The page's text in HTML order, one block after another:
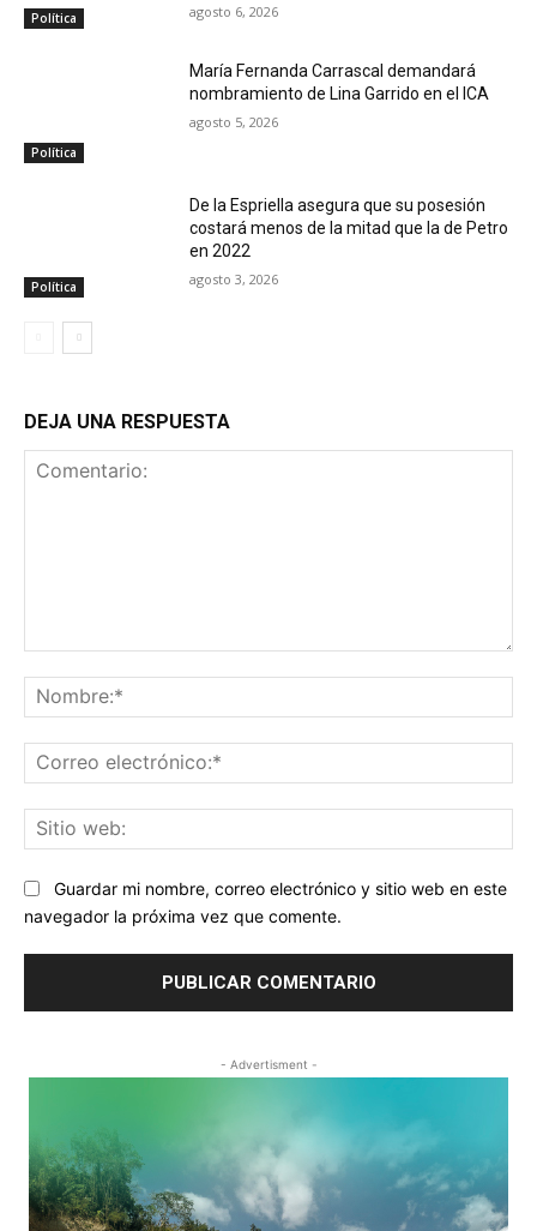
Política agosto 6, 2026
Política
María Fernanda Carrascal demandará
nombramiento de Lina Garrido en el ICA
agosto 5, 2026
Política
De la Espriella asegura que su posesión
costará menos de la mitad que la de Petro
en 2022
agosto 3, 2026
DEJA UNA RESPUESTA
Guardar mi nombre, correo electrónico y sitio web en este
navegador la próxima vez que comente.
- Advertisment -